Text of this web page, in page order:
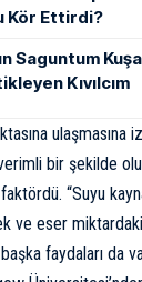
Kör Ettirdi?
Saguntum
Kıvılcım
ulaşmasına
bir şekilde
“Suyu
ve eser
faydaları da